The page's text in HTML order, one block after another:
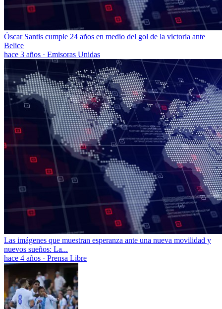
Óscar Santis cumple 24 años en medio del gol de la victoria ante
Belice
hace 3 años · Emisoras Unidas
Las imágenes que muestran esperanza ante una nueva movilidad y
nuevos sueños: La...
hace 4 años · Prensa Libre